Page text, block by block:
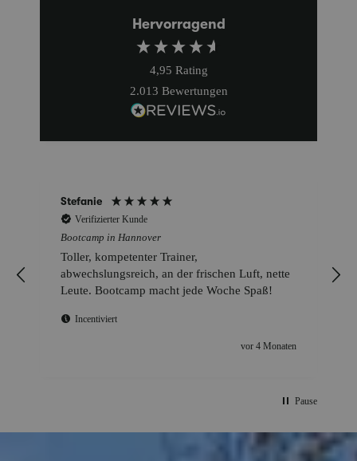
Hervorragend
4,95 Rating
2.013 Bewertungen
Stefanie
Verifizierter Kunde
Bootcamp in Hannover
Toller, kompetenter Trainer,
abwechslungsreich, an der frischen Luft, nette
Leute. Bootcamp macht jede Woche Spaß!
Incentiviert
vor 4 Monaten
Pause